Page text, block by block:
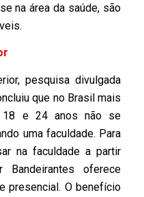
na área da saúde, são
pesquisa divulgada
que no Brasil mais
18 e 24 anos não se
uma faculdade. Para
na faculdade a partir
Bandeirantes oferece
presencial. O benefício